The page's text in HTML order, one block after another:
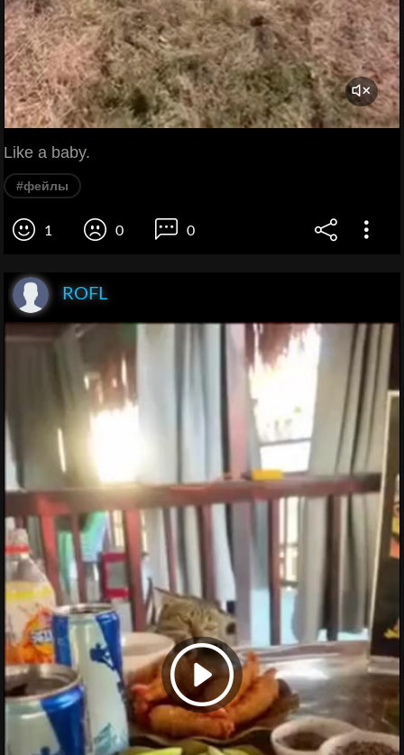
Like a baby.
#фейлы
1 0 0
ROFL